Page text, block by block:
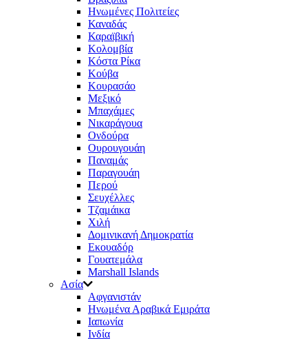
Ηνωμένες Πολιτείες
Καναδάς
Καραϊβική
Κολομβία
Κόστα Ρίκα
Κούβα
Κουρασάο
Μεξικό
Μπαχάμες
Νικαράγουα
Ονδούρα
Ουρουγουάη
Παναμάς
Παραγουάη
Περού
Σευχέλλες
Τζαμάικα
Χιλή
Δομινικανή Δημοκρατία
Εκουαδόρ
Γουατεμάλα
Marshall Islands
Ασία
Αφγανιστάν
Ηνωμένα Αραβικά Εμιράτα
Ιαπωνία
Ινδία